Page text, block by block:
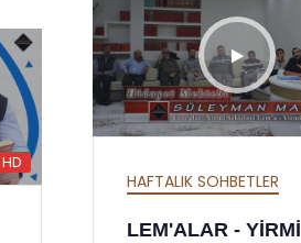
HD
HD
HAFTALIK SOHBETLER
MEKTUBAT - YİRMİ